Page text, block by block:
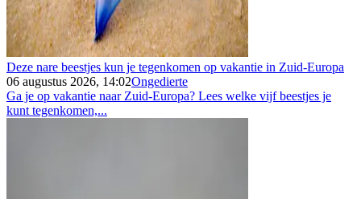
Deze nare beestjes kun je tegenkomen op vakantie in Zuid-Europa
06 augustus 2026, 14:02Ongedierte
Ga je op vakantie naar Zuid-Europa? Lees welke vijf beestjes je
kunt tegenkomen,...